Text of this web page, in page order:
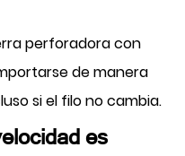
perforadora con
de manera
si el filo no cambia.
es